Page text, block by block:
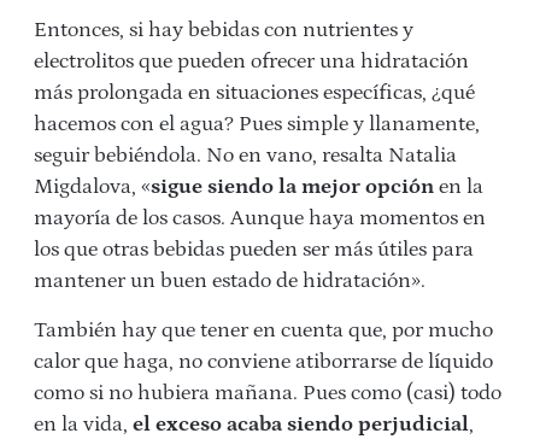
Entonces, si hay bebidas con nutrientes y
electrolitos que pueden ofrecer una hidratación
más prolongada en situaciones específicas, ¿qué
hacemos con el agua? Pues simple y llanamente,
seguir bebiéndola. No en vano, resalta Natalia
Migdalova, «sigue siendo la mejor opción en la
mayoría de los casos. Aunque haya momentos en
los que otras bebidas pueden ser más útiles para
mantener un buen estado de hidratación».
También hay que tener en cuenta que, por mucho
calor que haga, no conviene atiborrarse de líquido
como si no hubiera mañana. Pues como (casi) todo
en la vida, el exceso acaba siendo perjudicial,